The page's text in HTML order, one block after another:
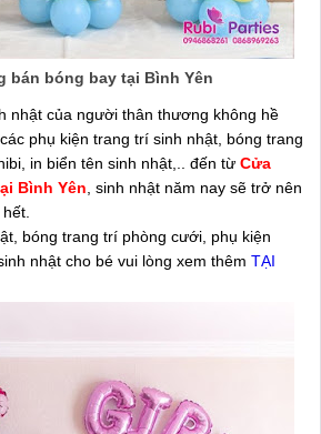
bán bóng bay tại Bình Yên
nhật của người thân thương không hề
phụ kiện trang trí sinh nhật, bóng trang
in biển tên sinh nhật,.. đến từ Cửa
Bình Yên , sinh nhật năm nay sẽ trở nên
bóng trang trí phòng cưới, phụ kiện
nhật cho bé vui lòng xem thêm TẠI